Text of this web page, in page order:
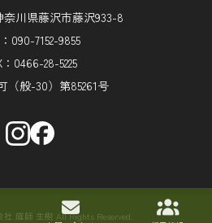
奈川県藤沢市藤沢933-8
090-7152-9855
：0466-28-5225
（般-30）第85261号
庭師 生樹 All Rights Reserved.